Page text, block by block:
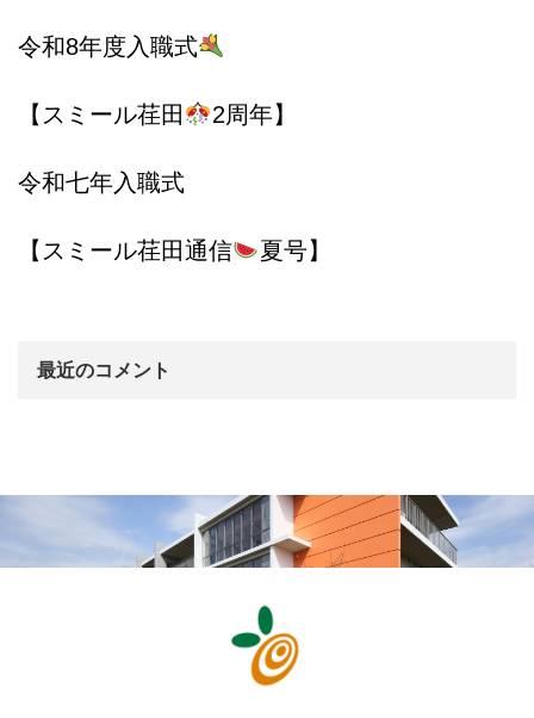
令和8年度入職式
【スミール荏田 2周年】
令和七年入職式
【スミール荏田通信 夏号】
最近のコメント